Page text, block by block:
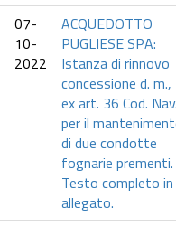
07-
10-
2022
ACQUEDOTTO
PUGLIESE SPA:
Istanza di rinnovo
concessione d. m.,
ex art. 36 Cod.
per il
di due condotte
fognarie prementi.
Testo completo in
allegato.